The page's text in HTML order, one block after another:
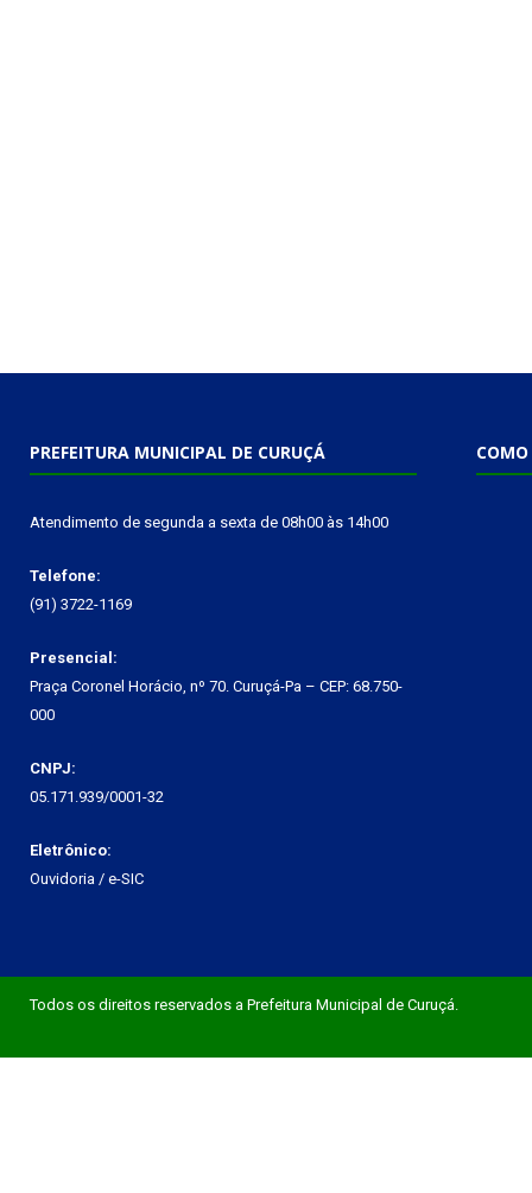
PREFEITURA MUNICIPAL DE CURUÇÁ
Atendimento de segunda a sexta de 08h00 às 14h00
Telefone:
(91) 3722-1169
Presencial:
Praça Coronel Horácio, nº 70. Curuçá-Pa – CEP: 68.750-
000
CNPJ:
05.171.939/0001-32
Eletrônico:
Ouvidoria / e-SIC
COMO
Todos os direitos reservados a Prefeitura Municipal de Curuçá.